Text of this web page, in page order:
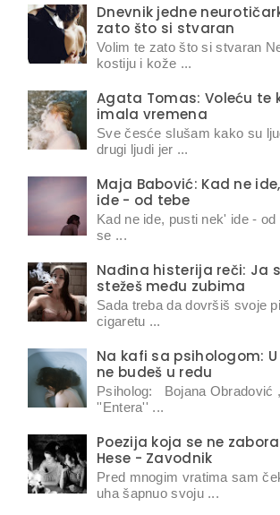
Dnevnik jedne
zato što si stvaran
Volim te zato što si stvaran
kostiju i kože ...
Agata Tomas: Voleću te
imala vremena
Sve česće slušam kako su
drugi ljudi jer ...
Maja Babović: Kad ne
ide - od tebe
Kad ne ide, pusti nek' ide -
se ...
Nađina histerija reči: Ja
stežeš među zubima
Sada treba da dovršiš svoje
cigaretu ...
Na kafi sa psihologom:
ne budeš u redu
Psiholog: Bojana Obradović
''Entera'' ...
Poezija koja se ne
Hese - Zavodnik
Pred mnogim vratima sam
uha šapnuo svoju ...